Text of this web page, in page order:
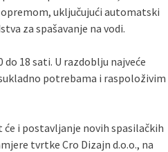
uključujući automatski
za spašavanje na vodi.
18 sati. U razdoblju najveće
potrebama i raspoloživim
i postavljanje novih spasilačkih
tvrtke Cro Dizajn d.o.o., na